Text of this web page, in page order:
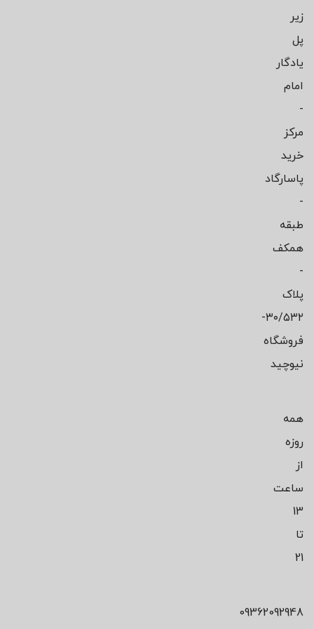
زیر
پل
یادگار
امام
-
مرکز
خرید
پاسارگاد
-
طبقه
همکف
-
پلاک
۳۰/۵۳۲-
فروشگاه
نیوچید
همه
روزه
از
ساعت
13
تا
21
09362092948